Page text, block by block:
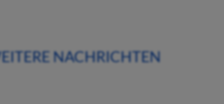
NACHRICHTEN